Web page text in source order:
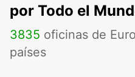
por Todo el
3835 oficinas de
países